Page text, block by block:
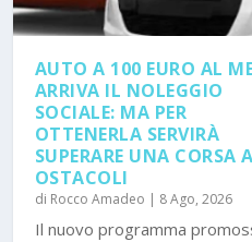
AUTO A 100 EURO AL
ARRIVA IL NOLEGGIO
SOCIALE: MA PER
OTTENERLA SERVIRÀ
SUPERARE UNA CORSA A
OSTACOLI
di Rocco Amadeo | 8 Ago, 2026
Il nuovo programma